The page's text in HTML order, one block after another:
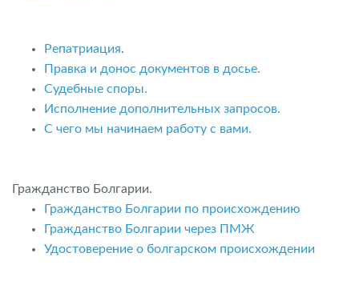
Репатриация.
Правка и донос документов в досье.
Судебные споры.
Исполнение дополнительных запросов.
С чего мы начинаем работу с вами.
Гражданство Болгарии.
Гражданство Болгарии по происхождению
Гражданство Болгарии через ПМЖ
Удостоверение о болгарском происхождении